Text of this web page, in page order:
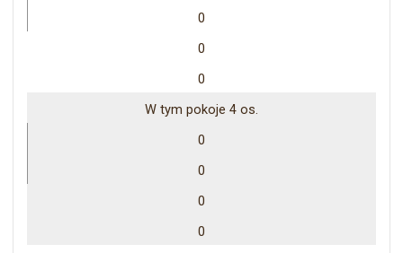
0
0
0
W tym pokoje 4 os.
0
0
0
0